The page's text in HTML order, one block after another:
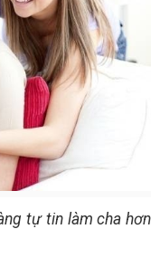
tự tin làm cha hơn